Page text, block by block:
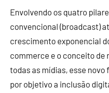
Envolvendo os quatro
convencional (broadcast)
crescimento exponencial
commerce e o conceito de
todas as mídias, esse
por objetivo a inclusão